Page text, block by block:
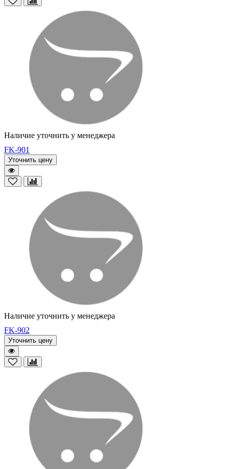
Наличие уточнить у менеджера
FK-901
Уточнить цену
Наличие уточнить у менеджера
FK-902
Уточнить цену